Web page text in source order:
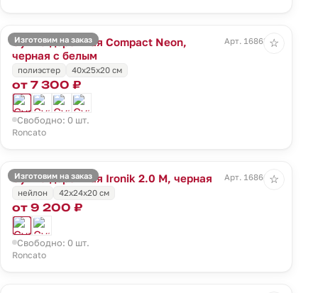
Изготовим на заказ
Сумка дорожная Compact Neon,
черная с белым
Арт. 16863.33
полиэстер 40x25x20 см
от 7 300 ₽
Свободно: 0 шт.
Roncato
☆
Изготовим на заказ
Сумка дорожная Ironik 2.0 M, черная
Арт. 16866.30
нейлон
42x24x20 см
от 9 200 ₽
Свободно: 0 шт.
Roncato
☆